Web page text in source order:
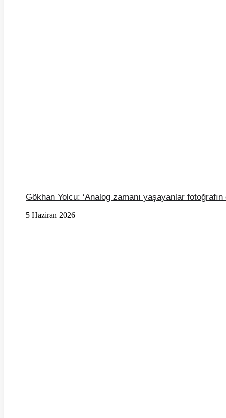
Gökhan Yolcu: ‘Analog zamanı yaşayanlar
5 Haziran 2026